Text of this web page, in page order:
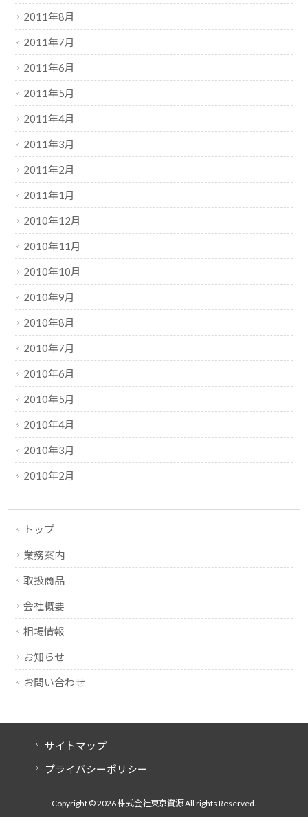
2011年8月
2011年7月
2011年6月
2011年5月
2011年4月
2011年3月
2011年2月
2011年1月
2010年12月
2010年11月
2010年10月
2010年9月
2010年8月
2010年7月
2010年6月
2010年5月
2010年4月
2010年3月
2010年2月
トップ
業務案内
取扱商品
会社概要
相場情報
お知らせ
お問い合わせ
サイトマップ
プライバシーポリシー
Copyright © 2026 株式会社東京資源 All rights Reserved.